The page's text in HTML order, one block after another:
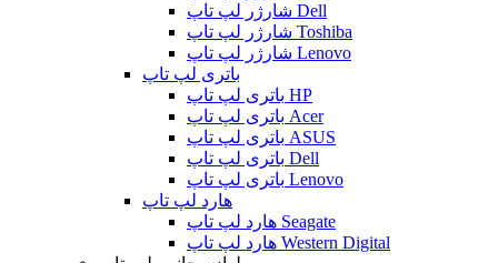
شارژر لپ تاپ Dell
شارژر لپ تاپ Toshiba
شارژر لپ تاپ Lenovo
باتری لپ تاپ
باتری لپ تاپ HP
باتری لپ تاپ Acer
باتری لپ تاپ ASUS
باتری لپ تاپ Dell
باتری لپ تاپ Lenovo
هارد لپ تاپ
هارد لپ تاپ Seagate
هارد لپ تاپ Western Digital